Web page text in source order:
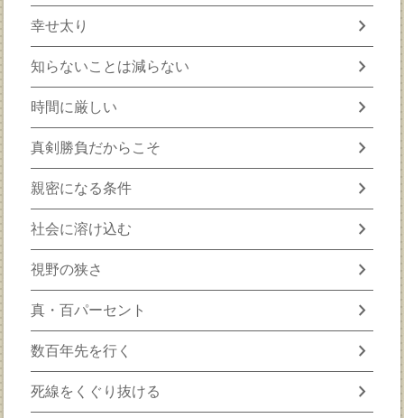
幸せ太り chevron_right
知らないことは減らない chevron_right
時間に厳しい chevron_right
真剣勝負だからこそ chevron_right
親密になる条件 chevron_right
社会に溶け込む chevron_right
視野の狭さ chevron_right
真・百パーセント chevron_right
数百年先を行く chevron_right
死線をくぐり抜ける chevron_right